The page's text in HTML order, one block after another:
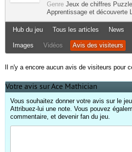
Genre Jeux de chiffres
Apprentissage et découverte
Hub du jeu Tous les articles News
Images Vidéos Avis des visiteurs
Il n'y a encore aucun avis de visiteurs pour
Votre avis sur Ace Mathician
Vous souhaitez donner votre avis sur le jeu
Attribuez-lui une note. Vous pouvez
commentaire, et devenir fan du jeu.